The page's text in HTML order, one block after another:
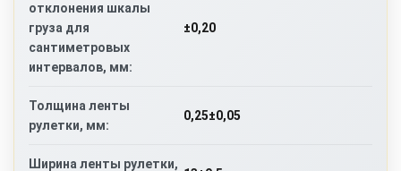
отклонения шкалы
груза для
сантиметровых
интервалов, мм:
±0,20
Толщина ленты
рулетки, мм:
0,25±0,05
Ширина ленты рулетки,